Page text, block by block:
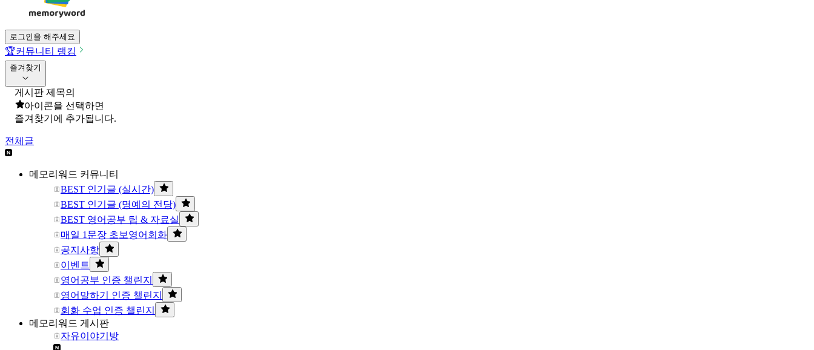
로그인을 해주세요
🏆커뮤니티 랭킹
즐겨찾기
게시판 제목의
아이콘을 선택하면
즐겨찾기에 추가됩니다.
전체글
메모리워드 커뮤니티
BEST 인기글 (실시간)
BEST 인기글 (명예의 전당)
BEST 영어공부 팁 & 자료실
매일 1문장 초보영어회화
공지사항
이벤트
영어공부 인증 챌린지
영어말하기 인증 챌린지
회화 수업 인증 챌린지
메모리워드 게시판
자유이야기방